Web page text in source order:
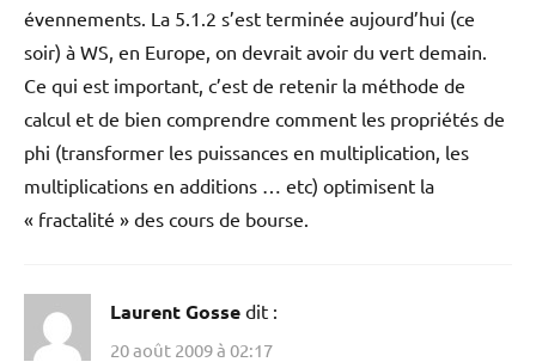
évennements. La 5.1.2 s’est terminée aujourd’hui (ce
soir) à WS, en Europe, on devrait avoir du vert demain.
Ce qui est important, c’est de retenir la méthode de
calcul et de bien comprendre comment les propriétés de
phi (transformer les puissances en multiplication, les
multiplications en additions … etc) optimisent la
« fractalité » des cours de bourse.
Laurent Gosse dit :
20 août 2009 à 02:17